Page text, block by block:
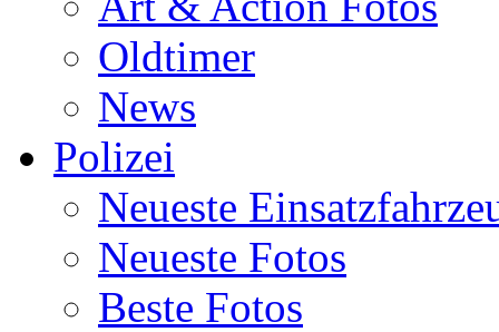
Oldtimer
News
Polizei
Neueste
Neueste Fotos
Beste Fotos